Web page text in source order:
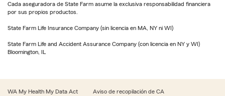
Cada aseguradora de State Farm asume la exclusiva responsabilidad financiera
por sus propios productos.
State Farm Life Insurance Company (sin licencia en MA, NY ni WI)
State Farm Life and Accident Assurance Company (con licencia en NY y WI)
Bloomington, IL
WA My Health My Data Act Aviso de recopilación de CA